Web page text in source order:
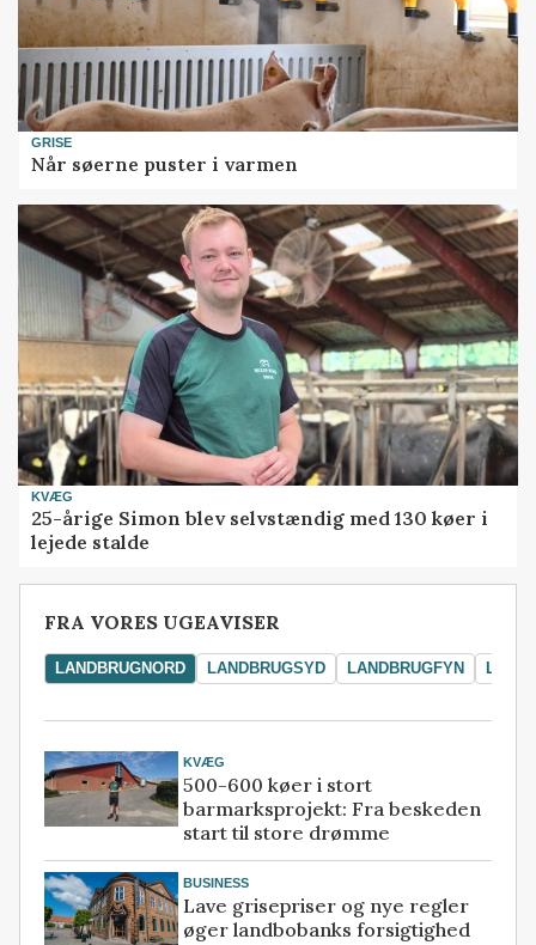
GRISE
Når søerne puster i varmen
KVÆG
25-årige Simon blev selvstændig med 130 køer i
lejede stalde
FRA VORES UGEAVISER
LANDBRUGNORD LANDBRUGSYD LANDBRUGFYN
KVÆG
500-600 køer i stort
barmarksprojekt: Fra beskeden
start til store drømme
BUSINESS
Lave grisepriser og nye regler
øger landbobanks forsigtighed